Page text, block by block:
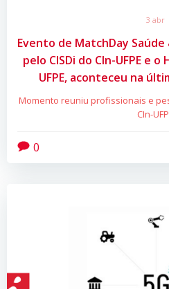
3 abr
Evento de MatchDay
pelo CISDi do CIn-UFPE e
UFPE, aconteceu na
Momento reuniu profissionais e
CIn-
0